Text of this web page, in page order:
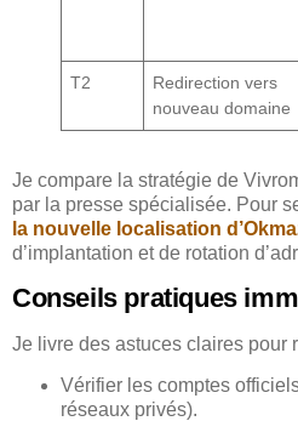
T2
Redirection vers
nouveau domaine
Je compare la stratégie de
par la presse spécialisée. Pour
la nouvelle localisation
d’implantation et de rotation
Conseils pratiques
Je livre des astuces claires pour
Vérifier les comptes
réseaux privés).